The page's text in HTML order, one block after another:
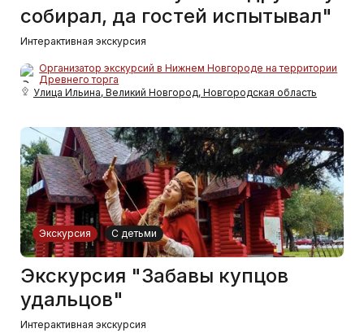
собирал, да гостей испытывал"
Интерактивная экскурсия
Организатор экскурсий в Нижнем Новгороде на территории
Древнего торга
Улица Ильина, Великий Новгород, Новгородская область
Экскурсия С детьми
Экскурсия "Забавы купцов
удальцов"
Интерактивная экскурсия